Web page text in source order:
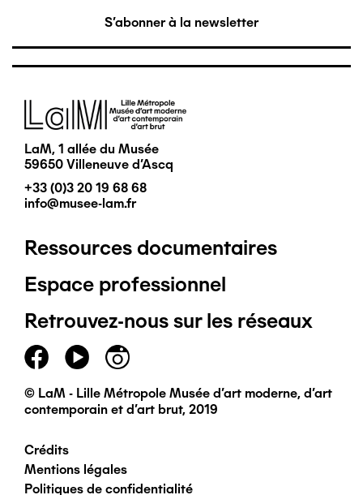
S'abonner à la newsletter
Image
LaM, 1 allée du Musée
59650 Villeneuve d'Ascq
+33 (0)3 20 19 68 68
info@musee-lam.fr
Pied
de
page
principal
Ressources documentaires
Espace professionnel
Retrouvez-nous sur les réseaux
© LaM - Lille Métropole Musée d'art moderne, d'art
contemporain et d'art brut, 2019
Pied
Crédits
Mentions légales
Politiques de confidentialité